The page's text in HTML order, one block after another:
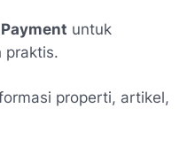
untuk
praktis.
properti, artikel,